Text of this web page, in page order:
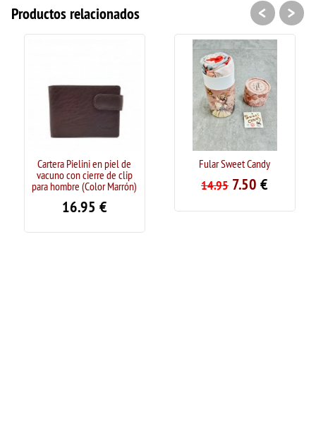
Productos relacionados
Cartera Pielini en piel de
vacuno con cierre de clip
para hombre (Color Marrón)
16.95€
Fular Sweet Candy
14.95 7.50€
< >